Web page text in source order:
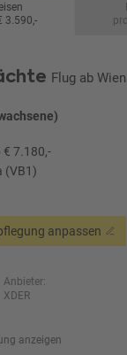
3.590,-
Flug ab
€ 7.180,-
(VB1)
anpassen
Anbieter:
XDER
anzeigen